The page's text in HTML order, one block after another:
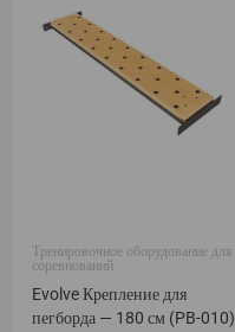
Тренировочное оборудование для
соревнований
Evolve Крепление для
пегборда — 180 см (PB-010)